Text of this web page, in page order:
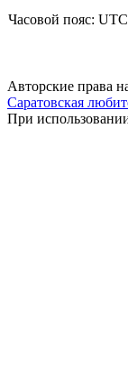
Часовой пояс:
Авторские права
Саратовская
При